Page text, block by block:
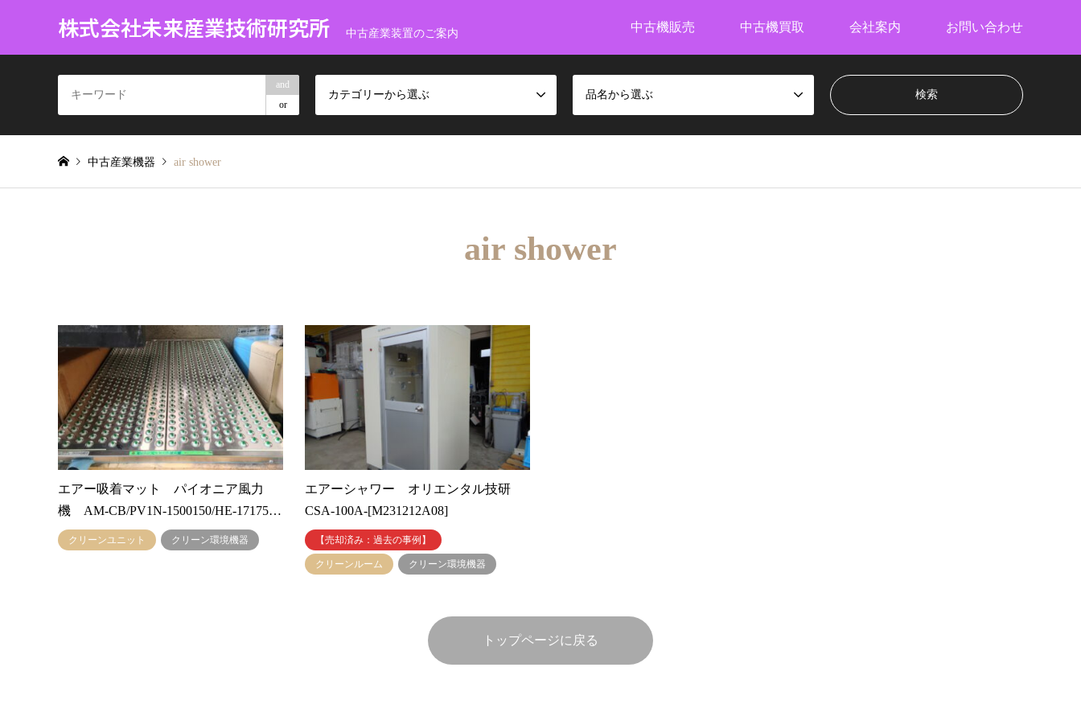
株式会社未来産業技術研究所 中古産業装置のご案内 中古機販売 中古機買取 会社案内 お問い合わせ
and
or
カテゴリーから選ぶ 品名から選ぶ
中古産業機器 air shower
air shower
エアー吸着マット パイオニア風力
機 AM-CB/PV1N-1500150/HE-17175…
クリーンユニット クリーン環境機器
エアーシャワー オリエンタル技研
CSA-100A-[M231212A08]
【売却済み：過去の事例】
クリーンルーム クリーン環境機器
トップページに戻る